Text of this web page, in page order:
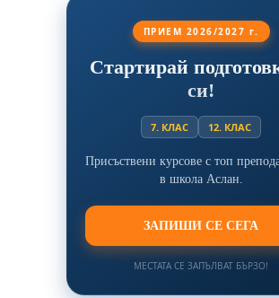
ПРИЕМ 2026/2027 г.
Стартирай
си!
7. КЛАС 12. КЛАС
Присъствени курсове с топ
в школа Аслан.
ЗАПИШИ СЕ СЕГА
МЕСТАТА СЕ ЗАПЪЛВАТ БЪРЗО!